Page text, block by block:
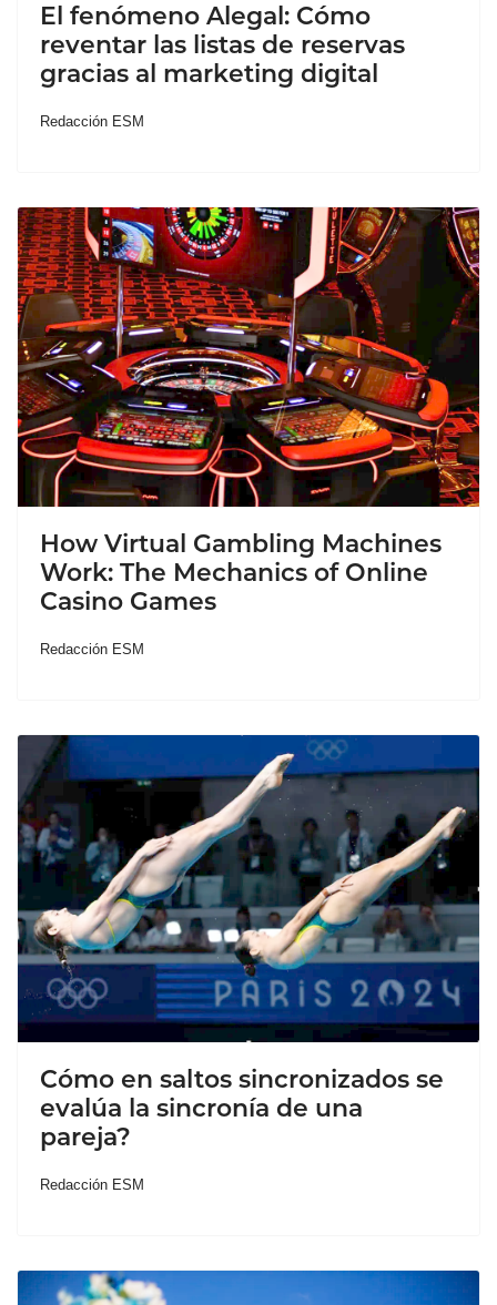
El fenómeno Alegal: Cómo
reventar las listas de reservas
gracias al marketing digital
Redacción ESM
How Virtual Gambling Machines
Work: The Mechanics of Online
Casino Games
Redacción ESM
Cómo en saltos sincronizados se
evalúa la sincronía de una
pareja?
Redacción ESM